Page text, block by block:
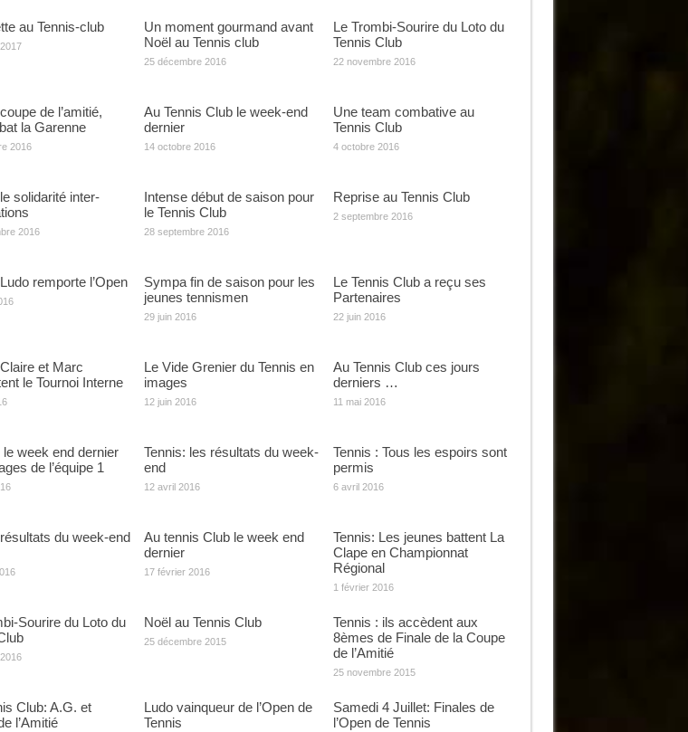
au Tennis-club
Un moment gourmand avant
Noël au Tennis club
25 décembre 2016
Le Trombi-Sourire du Loto du
Tennis Club
22 novembre 2016
de l’amitié,
la Garenne
2016
Au Tennis Club le week-end
dernier
14 octobre 2016
Une team combative au
Tennis Club
4 octobre 2016
solidarité inter-
2016
Intense début de saison pour
le Tennis Club
28 septembre 2016
Reprise au Tennis Club
2 septembre 2016
remporte l’Open
Sympa fin de saison pour les
jeunes tennismen
29 juin 2016
Le Tennis Club a reçu ses
Partenaires
22 juin 2016
et Marc
le Tournoi Interne
Le Vide Grenier du Tennis en
images
12 juin 2016
Au Tennis Club ces jours
derniers …
11 mai 2016
le week end dernier
de l’équipe 1
Tennis: les résultats du week-
end
12 avril 2016
Tennis : Tous les espoirs sont
permis
6 avril 2016
du week-end
Au tennis Club le week end
dernier
17 février 2016
Tennis: Les jeunes battent La
Clape en Championnat
Régional
1 février 2016
Sourire du Loto du
Noël au Tennis Club
25 décembre 2015
Tennis : ils accèdent aux
8èmes de Finale de la Coupe
de l’Amitié
25 novembre 2015
Club: A.G. et
l’Amitié
Ludo vainqueur de l’Open de
Tennis
Samedi 4 Juillet: Finales de
l’Open de Tennis